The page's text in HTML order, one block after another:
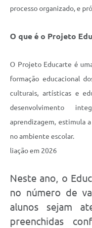
processo organizado, e
O que é o Projeto
O Projeto Educarte é
formação educacional
culturais, artísticas e
desenvolvimento
aprendizagem, estimula
no ambiente escolar.
liação em 2026
Neste ano, o
no número de
alunos sejam
preenchidas